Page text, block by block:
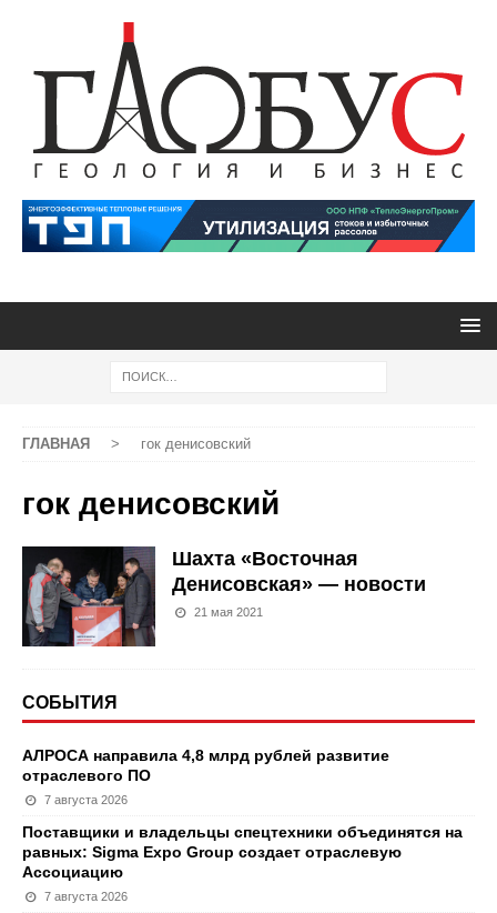
ГЛАВНАЯ > гок денисовский
гок денисовский
Шахта «Восточная
Денисовская» — новости
21 мая 2021
СОБЫТИЯ
АЛРОСА направила 4,8 млрд рублей развитие
отраслевого ПО
7 августа 2026
Поставщики и владельцы спецтехники объединятся на
равных: Sigma Expo Group создает отраслевую
Ассоциацию
7 августа 2026